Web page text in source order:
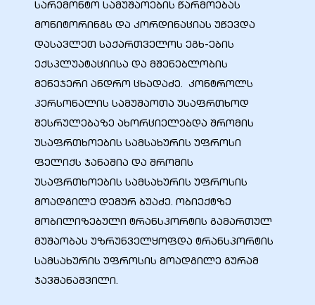
სარემონტო სამუშაოების წარმოებას
მონიტორინგს და კორდინაციას უწევდა
დასავლეთ საქართველოს ეგხ-ების
ექსპლუატაციისა და მშენებლობის
მენეჯერი ანდრო ცხადაძე. კონტროლს
პერსონალის სამუშაოთა უსაფრთხოდ
შესრულებაზე ახორციელებდა შრომის
უსაფრთხოების სამსახურის უფროსი
ფელიქს ჯანაშია და შრომის
უსაფრთხოების სამსახურის უფროსის
მოადგილე დემურ ბუაძე. ობიექტზე
მობილიზებული ტრანსპორტის გამართულ
მუშაობას უზრუნველყოფდა ტრანსპორტის
სამსახურის უფროსის მოადგილე გურამ
ჯავშანაშვილი.